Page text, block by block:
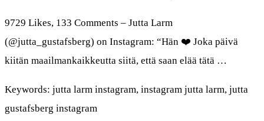
9729 Likes, 133 Comments – Jutta Larm
(@jutta_gustafsberg) on Instagram: “Hän ❤️ Joka päivä
kiitän maailmankaikkeutta siitä, että saan elää tätä …
Keywords: jutta larm instagram, instagram jutta larm, jutta
gustafsberg instagram